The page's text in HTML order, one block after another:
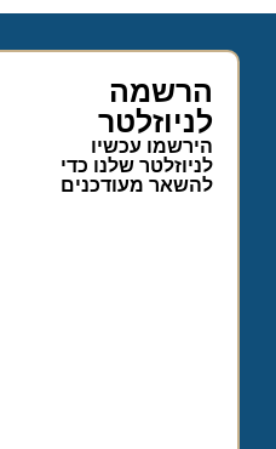
הרשמה
לניוזלטר
הירשמו עכשיו
לניוזלטר שלנו כדי
להשאר מעודכנים